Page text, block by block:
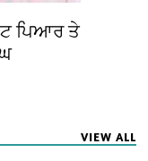
ਪਿਆਰ ਤੇ
VIEW ALL